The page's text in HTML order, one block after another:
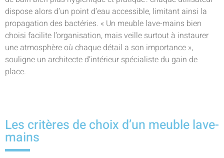
dispose alors d’un point d’eau accessible, limitant ainsi la
propagation des bactéries. « Un meuble lave-mains bien
choisi facilite l’organisation, mais veille surtout à instaurer
une atmosphère où chaque détail a son importance »,
souligne un architecte d’intérieur spécialiste du gain de
place.
Les critères de choix d’un meuble lave-
mains